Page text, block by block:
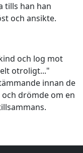
tills han han
och ansikte.
och log mot
otroligt..."
innan de
drömde om en